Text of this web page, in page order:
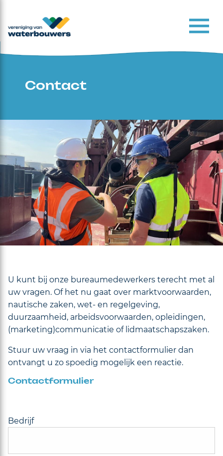
Contact
U kunt bij onze bureaumedewerkers terecht met al
uw vragen. Of het nu gaat over marktvoorwaarden,
nautische zaken, wet- en regelgeving,
duurzaamheid, arbeidsvoorwaarden, opleidingen,
(marketing)communicatie of lidmaatschapszaken.
Stuur uw vraag in via het contactformulier dan
ontvangt u zo spoedig mogelijk een reactie.
Contactformulier
Bedrijf